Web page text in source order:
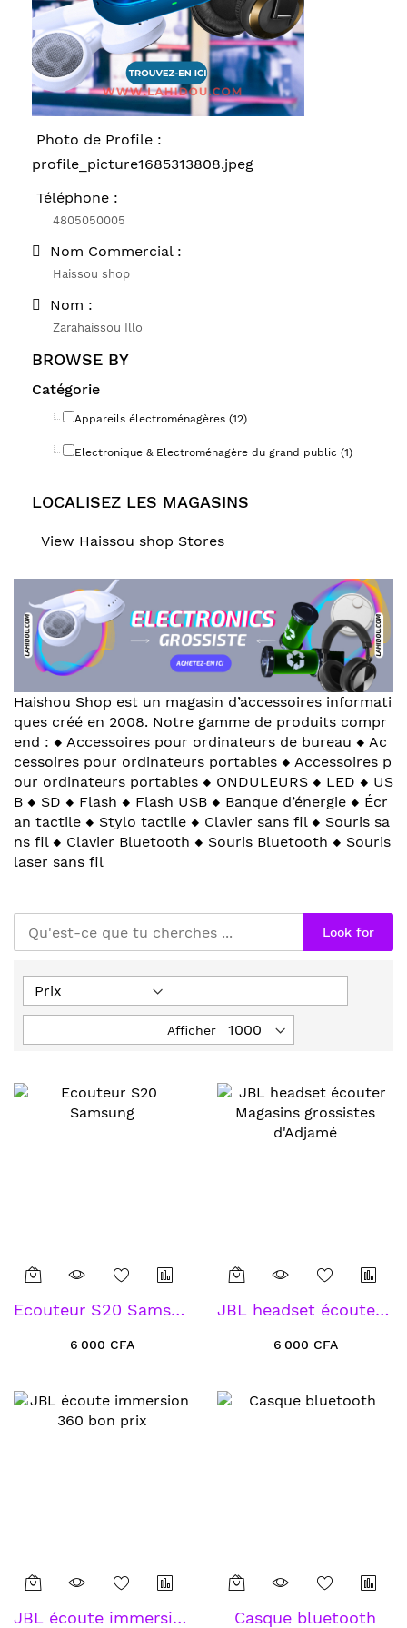
Haishou Shop est un magasin d’accessoires informati
ques créé en 2008. Notre gamme de produits compr
end : ◆ Accessoires pour ordinateurs de bureau ◆ Ac
cessoires pour ordinateurs portables ◆ Accessoires p
our ordinateurs portables ◆ ONDULEURS ◆ LED ◆ US
B ◆ SD ◆ Flash ◆ Flash USB ◆ Banque d’énergie ◆ Écr
an tactile ◆ Stylo tactile ◆ Clavier sans fil ◆ Souris sa
ns fil ◆ Clavier Bluetooth ◆ Souris Bluetooth ◆ Souris
laser sans fil
Look for
Afficher
Ecouteur S20 Samsung
6 000 CFA
JBL headset écouter Magasins grossistes d'Adjamé
6 000 CFA
JBL écoute immersion 360 bon prix Casque bluetooth
Photo de Profile :
profile_picture1685313808.jpeg
Téléphone :
4805050005
Nom Commercial :
Haissou shop
Nom :
Zarahaissou Illo
BROWSE BY
Catégorie
Appareils électroménagères (12)
Electronique & Electroménagère du grand public (1)
LOCALISEZ LES MAGASINS
View Haissou shop Stores